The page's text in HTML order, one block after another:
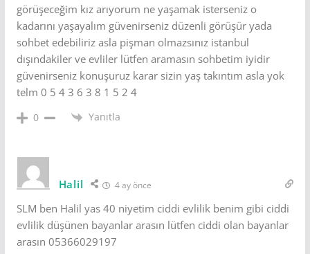
görüşeceğim kız arıyorum ne yaşamak isterseniz o
kadarını yaşayalım güvenirseniz düzenli görüşür yada
sohbet edebiliriz asla pişman olmazsınız istanbul
dışındakiler ve evliler lütfen aramasın sohbetim iyidir
güvenirseniz konuşuruz karar sizin yaş takıntım asla yok
telm 0 5 4 3 6 3 8 1 5 2 4
0 Yanıtla
Halil 4 ay önce
SLM ben Halil yas 40 niyetim ciddi evlilik benim gibi ciddi
evlilik düşünen bayanlar arasın lütfen ciddi olan bayanlar
arasın 05366029197